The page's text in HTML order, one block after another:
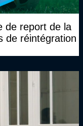
de report de la
de réintégration